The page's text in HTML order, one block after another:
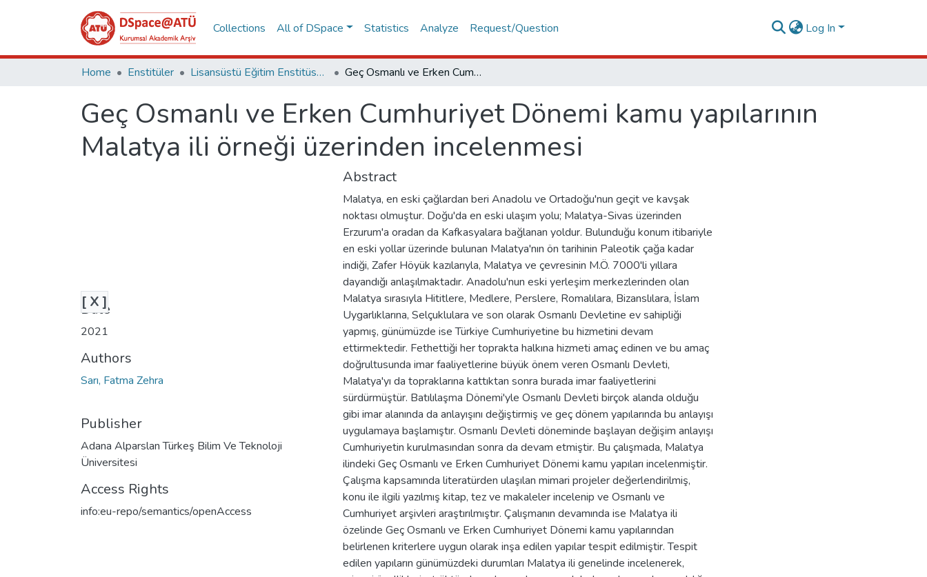
Collections All of DSpace Statistics Analyze Request/Question Log In
Home Enstitüler Lisansüstü Eğitim Enstitüsü Tez Koleksiyonu Geç Osmanlı ve Erken Cumhuriyet Dönemi kamu yapılarının Malatya ili örneği üzerinden incelenmesi
Geç Osmanlı ve Erken Cumhuriyet Dönemi kamu yapılarının
Malatya ili örneği üzerinden incelenmesi
[ X ]
Date
2021
Authors
Sarı, Fatma Zehra
Publisher
Adana Alparslan Türkeş Bilim Ve Teknoloji
Üniversitesi
Access Rights
info:eu-repo/semantics/openAccess
Abstract
Malatya, en eski çağlardan beri Anadolu ve Ortadoğu'nun geçit ve kavşak
noktası olmuştur. Doğu'da en eski ulaşım yolu; Malatya-Sivas üzerinden
Erzurum'a oradan da Kafkasyalara bağlanan yoldur. Bulunduğu konum itibariyle
en eski yollar üzerinde bulunan Malatya'nın ön tarihinin Paleotik çağa kadar
indiği, Zafer Höyük kazılarıyla, Malatya ve çevresinin M.Ö. 7000'li yıllara
dayandığı anlaşılmaktadır. Anadolu'nun eski yerleşim merkezlerinden olan
Malatya sırasıyla Hititlere, Medlere, Perslere, Romalılara, Bizanslılara, İslam
Uygarlıklarına, Selçuklulara ve son olarak Osmanlı Devletine ev sahipliği
yapmış, günümüzde ise Türkiye Cumhuriyetine bu hizmetini devam
ettirmektedir. Fethettiği her toprakta halkına hizmeti amaç edinen ve bu amaç
doğrultusunda imar faaliyetlerine büyük önem veren Osmanlı Devleti,
Malatya'yı da topraklarına kattıktan sonra burada imar faaliyetlerini
sürdürmüştür. Batılılaşma Dönemi'yle Osmanlı Devleti birçok alanda olduğu
gibi imar alanında da anlayışını değiştirmiş ve geç dönem yapılarında bu anlayışı
uygulamaya başlamıştır. Osmanlı Devleti döneminde başlayan değişim anlayışı
Cumhuriyetin kurulmasından sonra da devam etmiştir. Bu çalışmada, Malatya
ilindeki Geç Osmanlı ve Erken Cumhuriyet Dönemi kamu yapıları incelenmiştir.
Çalışma kapsamında literatürden ulaşılan mimari projeler değerlendirilmiş,
konu ile ilgili yazılmış kitap, tez ve makaleler incelenip ve Osmanlı ve
Cumhuriyet arşivleri araştırılmıştır. Çalışmanın devamında ise Malatya ili
özelinde Geç Osmanlı ve Erken Cumhuriyet Dönemi kamu yapılarından
belirlenen kriterlere uygun olarak inşa edilen yapılar tespit edilmiştir. Tespit
edilen yapıların günümüzdeki durumları Malatya ili genelinde incelenerek,